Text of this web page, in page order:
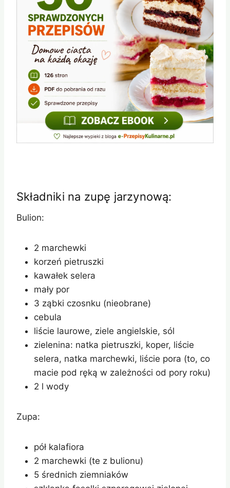
Składniki na zupę jarzynową:
Bulion:
2 marchewki
korzeń pietruszki
kawałek selera
mały por
3 ząbki czosnku (nieobrane)
cebula
liście laurowe, ziele angielskie, sól
zielenina: natka pietruszki, koper, liście
selera, natka marchewki, liście pora (to, co
macie pod ręką w zależności od pory roku)
2 l wody
Zupa:
pół kalafiora
2 marchewki (te z bulionu)
5 średnich ziemniaków